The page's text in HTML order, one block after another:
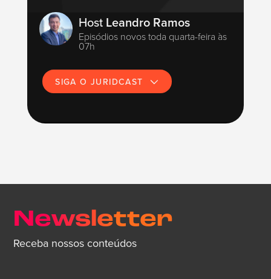
Host Leandro Ramos
Episódios novos toda quarta-feira às
07h
SIGA O JURIDCAST
Newsletter
Receba nossos conteúdos